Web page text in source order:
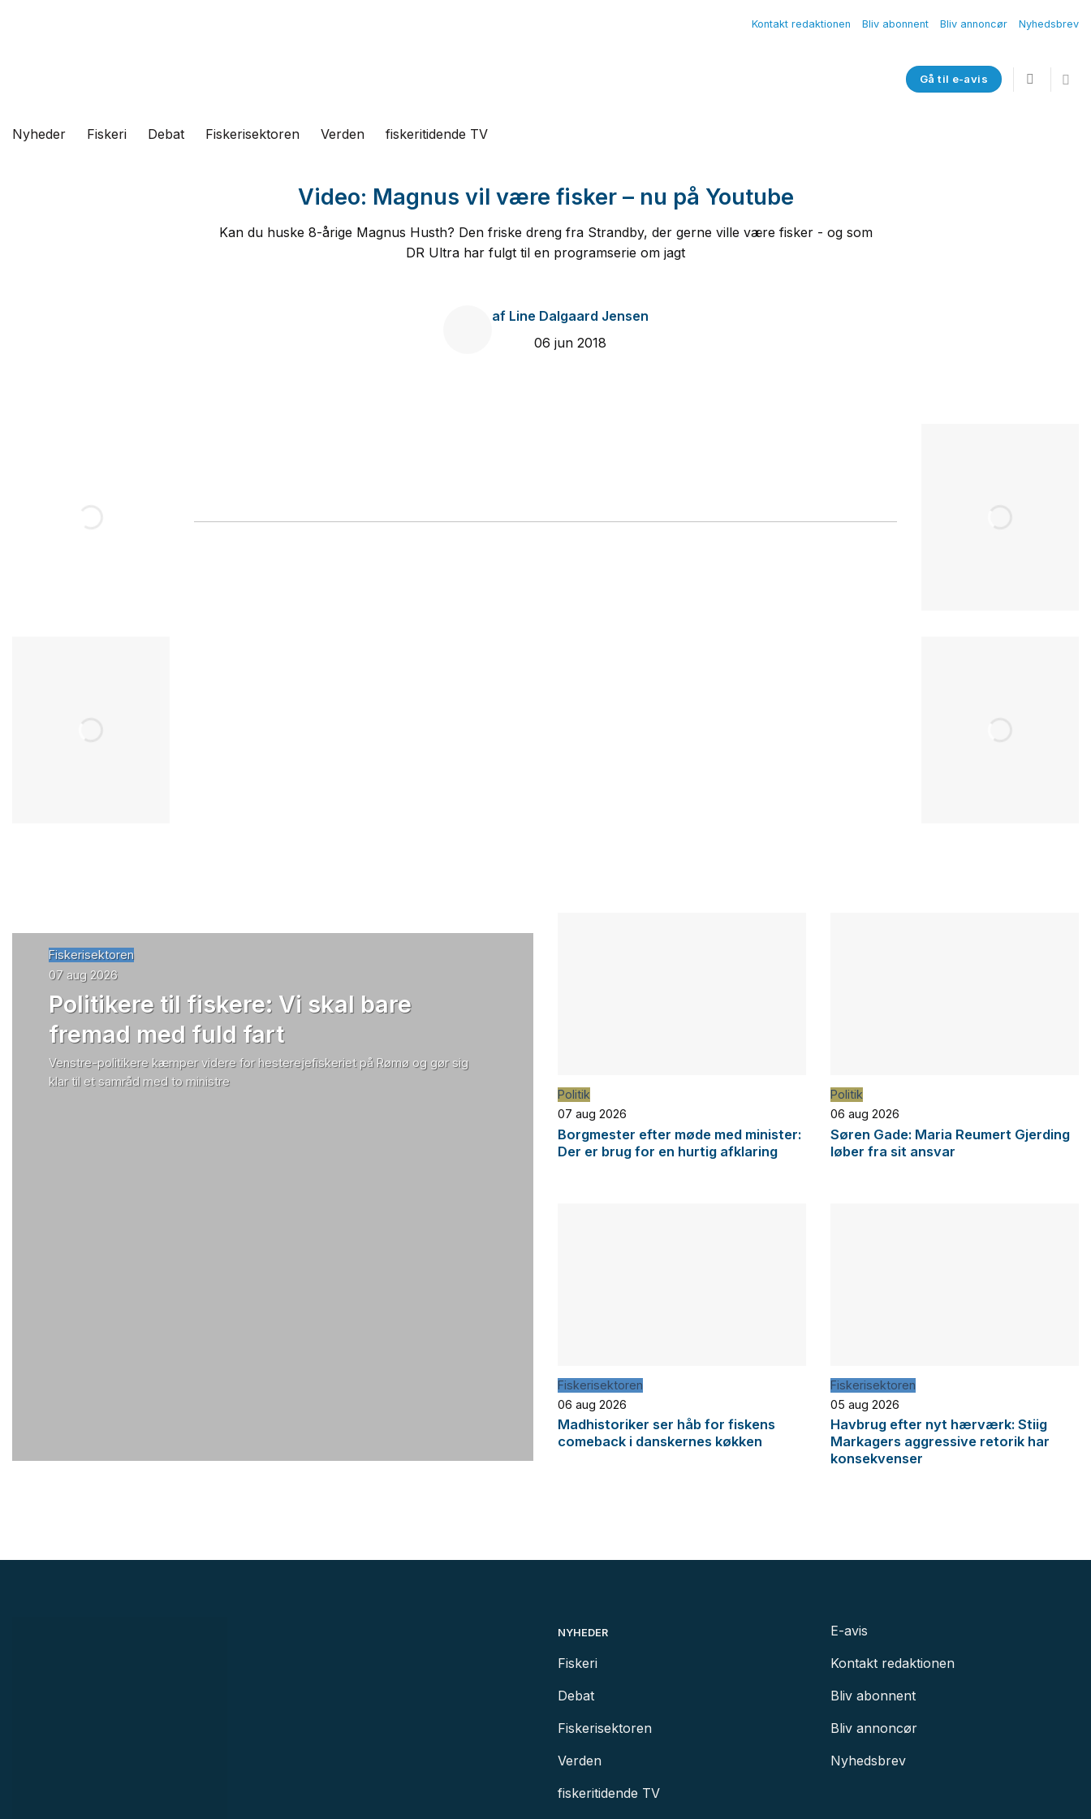
Kontakt redaktionen Bliv abonnent Bliv annoncør Nyhedsbrev
Gå til e-avis
Nyheder Fiskeri Debat Fiskerisektoren Verden fiskeritidende TV
Video: Magnus vil være fisker – nu på Youtube
Kan du huske 8-årige Magnus Husth? Den friske dreng fra Strandby, der gerne ville være fisker - og som
DR Ultra har fulgt til en programserie om jagt
afLine Dalgaard Jensen
06 jun 2018
Fiskerisektoren
07 aug 2026
Politikere til fiskere: Vi skal bare
fremad med fuld fart
Venstre-politikere kæmper videre for hesterejefiskeriet på Rømø og gør sig
klar til et samråd med to ministre
Politik
07 aug 2026
Borgmester efter møde med minister:
Der er brug for en hurtig afklaring
Politik
06 aug 2026
Søren Gade: Maria Reumert Gjerding
løber fra sit ansvar
Fiskerisektoren
06 aug 2026
Madhistoriker ser håb for fiskens
comeback i danskernes køkken
Fiskerisektoren
05 aug 2026
Havbrug efter nyt hærværk: Stiig
Markagers aggressive retorik har
konsekvenser
NYHEDER
Fiskeri
Debat
Fiskerisektoren
Verden
fiskeritidende TV
E-avis
Kontakt redaktionen
Bliv abonnent
Bliv annoncør
Nyhedsbrev